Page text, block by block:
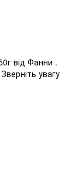
від Фанни .
увагу